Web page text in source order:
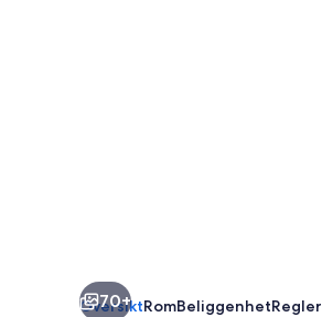
70+
OversiktRomBeliggenhetRegler